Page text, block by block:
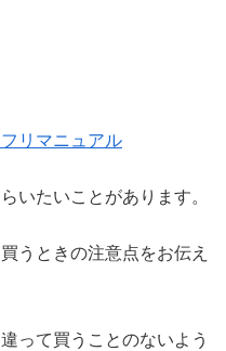
リマニュアル
いたいことがあります。
うときの注意点をお伝え
って買うことのないよう